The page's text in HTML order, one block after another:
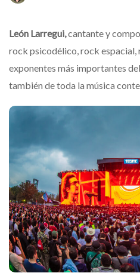
León Larregui,cantante y
rock psicodélico, rock espacial,
exponentes más importantes
también de toda la música